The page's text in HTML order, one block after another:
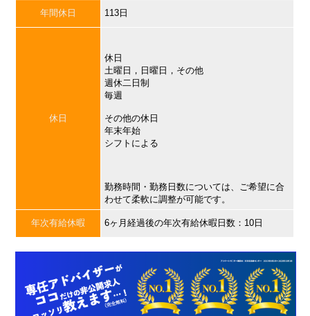
年間休日 113日
休日
休日
土曜日，日曜日，その他
週休二日制
毎週
その他の休日
年末年始
シフトによる
勤務時間・勤務日数については、ご希望に合
わせて柔軟に調整が可能です。
年次有給休暇 6ヶ月経過後の年次有給休暇日数：10日